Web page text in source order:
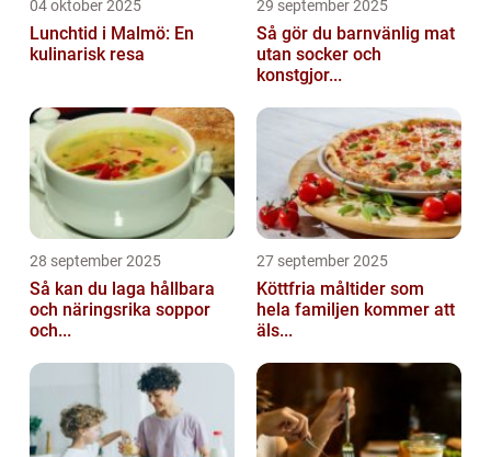
04 oktober 2025
Lunchtid i Malmö: En
kulinarisk resa
29 september 2025
Så gör du barnvänlig mat
utan socker och
konstgjor...
28 september 2025
Så kan du laga hållbara
och näringsrika soppor
och...
27 september 2025
Köttfria måltider som
hela familjen kommer att
äls...